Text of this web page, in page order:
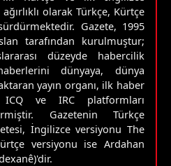
ağırlıklı olarak Türkçe, Kürtçe
Gazete, 1995
tarafından kurulmuştur;
düzeyde habercilik
dünyaya, dünya
yayın organı, ilk haber
ICQ ve IRC platformları
Gazetenin Türkçe
İngilizce versiyonu The
versiyonu ise Ardahan